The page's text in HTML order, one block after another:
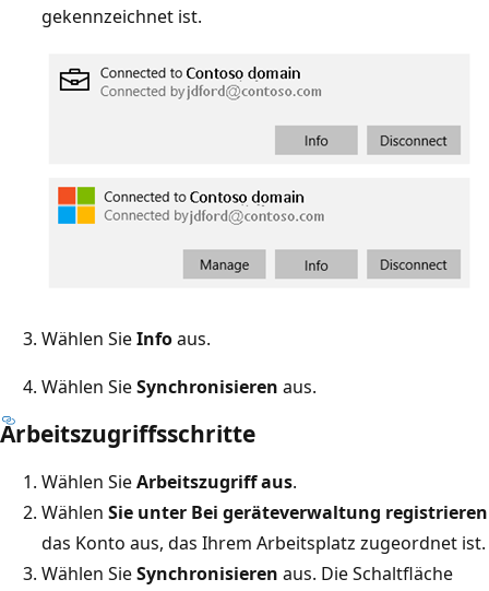
gekennzeichnet ist.
Wählen SieInfoaus.
Wählen SieSynchronisieren aus.
Arbeitszugriffsschritte
Wählen SieArbeitszugriff aus.
Wählen Sie unter Bei geräteverwaltung registrieren
das Konto aus, das Ihrem Arbeitsplatz zugeordnet ist.
Wählen SieSynchronisieren aus. Die Schaltfläche